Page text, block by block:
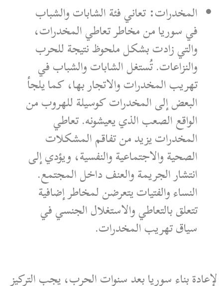
المخدرات: تعاني فئة الشابات والشباب
في سوريا من مخاطر تعاطي المخدرات،
والتي زادت بشكل ملحوظ نتيجة للحرب
والنزاعات. تُستغل الشابات والشباب في
تهريب المخدرات والاتجار بها، كما يلجأ
البعض إلى المخدرات كوسيلة للهروب من
الواقع الصعب الذي يعيشونه. تعاطي
المخدرات يزيد من تفاقم المشكلات
الصحية والاجتماعية والنفسية، ويؤدي إلى
انتشار الجريمة والعنف داخل المجتمع.
النساء والفتيات يتعرضن لمخاطر إضافية
تتعلق بالتعاطي والاستغلال الجنسي في
سياق تهريب المخدرات.
لإعادة بناء سوريا بعد سنوات الحرب، يجب التركيز